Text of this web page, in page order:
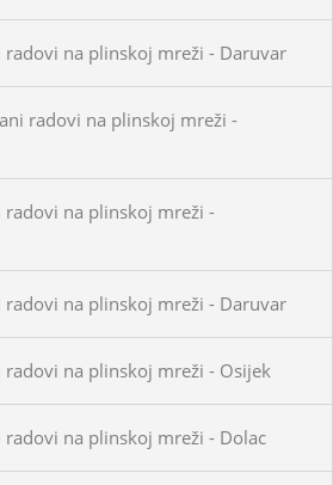
na plinskoj mreži - Daruvar
radovi na plinskoj mreži -
na plinskoj mreži -
na plinskoj mreži - Daruvar
na plinskoj mreži - Osijek
na plinskoj mreži - Dolac